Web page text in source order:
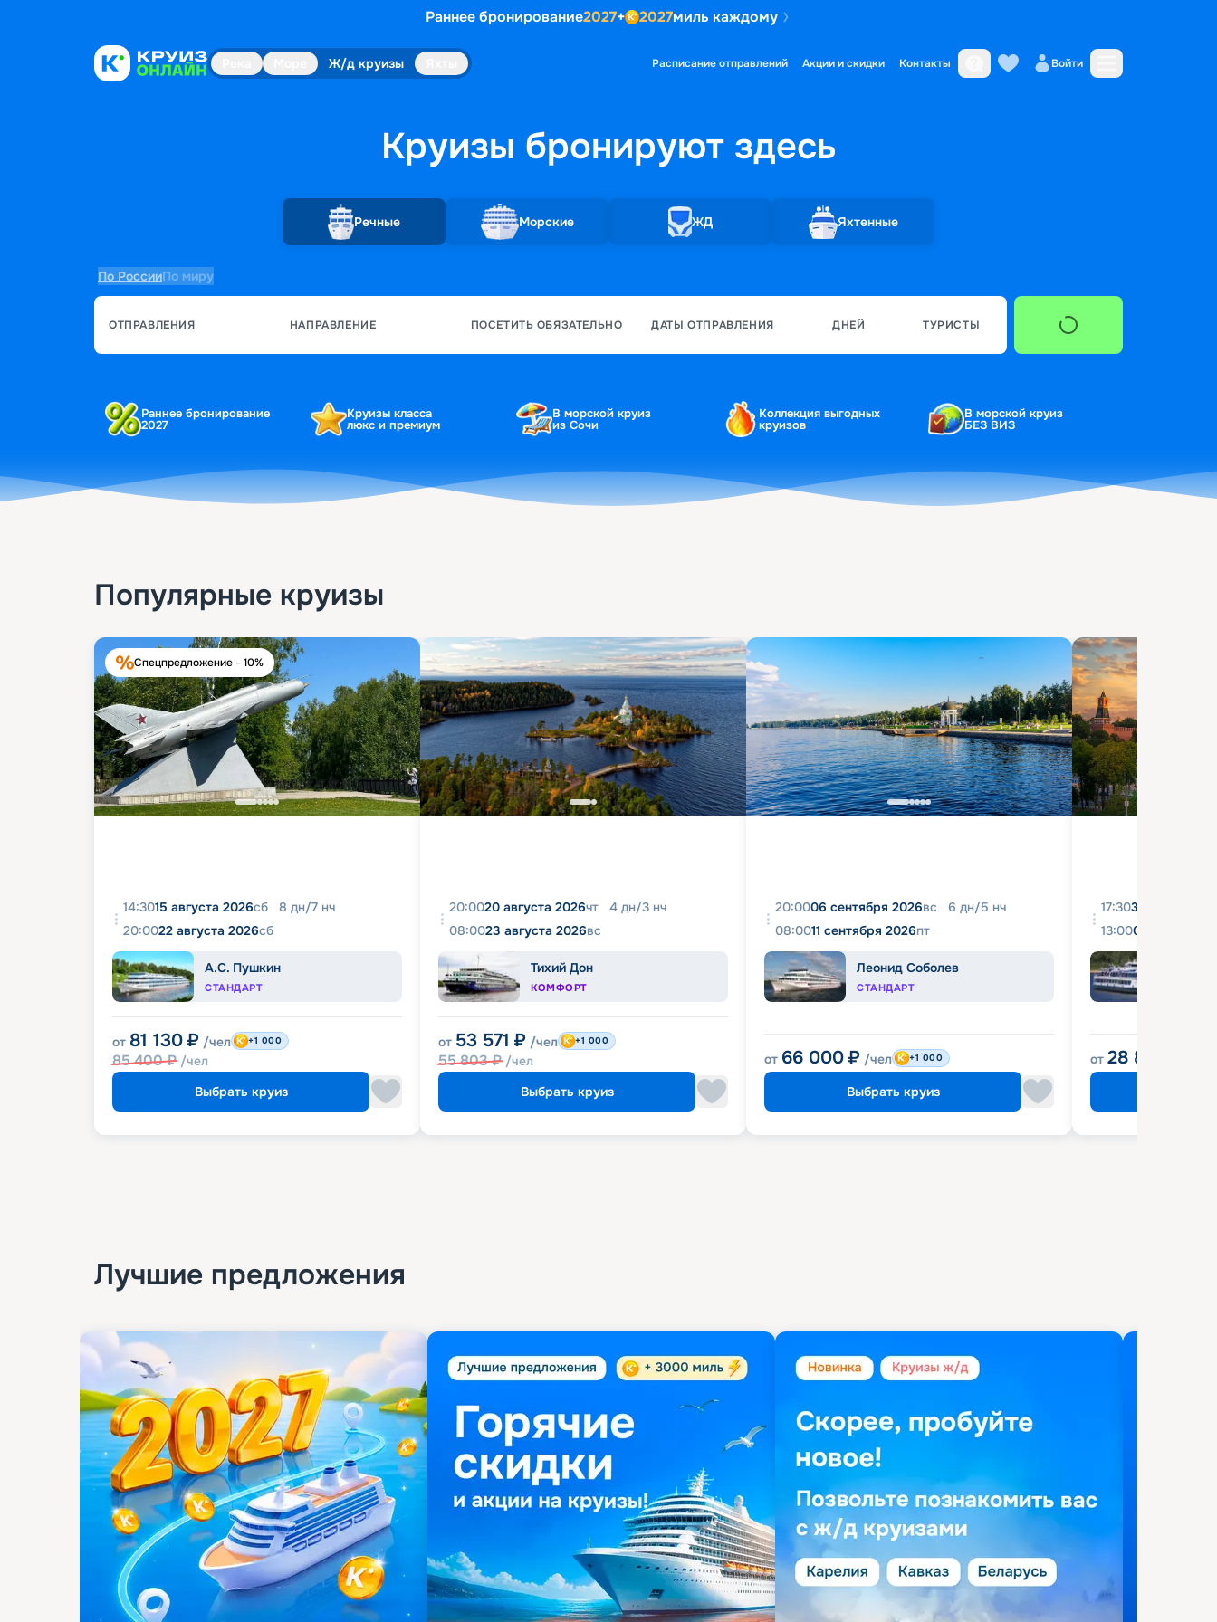
Раннее бронирование2027+ 2027миль каждому
Ж/д круизы Расписание отправлений Акции и скидки Контакты Войти
Круизы бронируютздесь
Речные Морские ЖД Яхтенные
По РоссииПо миру
ОТПРАВЛЕНИЯ НАПРАВЛЕНИЕ ПОСЕТИТЬ ОБЯЗАТЕЛЬНО ДАТЫ ОТПРАВЛЕНИЯ ДНЕЙ ТУРИСТЫ
Раннее бронирование
2027
Круизы класса
люкс и премиум
В морской круиз
из Сочи
Коллекция выгодных
круизов
В морской круиз
БЕЗ ВИЗ
Популярные круизы
Спецпредложение - 10%
14:3015 августа 2026сб 8 дн/7 нч
20:0022 августа 2026сб
А.С. Пушкин
СТАНДАРТ
от 81 130 ₽ /чел
85 400₽ /чел
+1 000
Выбрать круиз
20:0020 августа 2026чт 4 дн/3 нч
08:0023 августа 2026вс
Тихий Дон
КОМФОРТ
от 53 571 ₽ /чел
55 803₽ /чел
+1 000
Выбрать круиз
20:0006 сентября 2026вс 6 дн/5 нч
08:0011 сентября 2026пт
Леонид Соболев
СТАНДАРТ
от 66 000 ₽ /чел +1 000
Выбрать круиз
17:3031 августа
13:0004 сентября
от 28 800
Лучшие предложения